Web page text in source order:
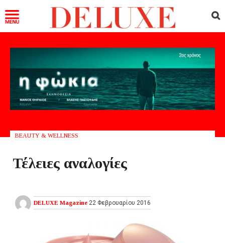
BEAUTY & WELLNESS
Τέλειες αναλογίες
DELUXE Magazine 22 Φεβρουαρίου 2016